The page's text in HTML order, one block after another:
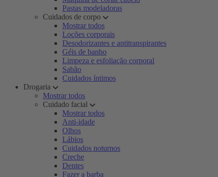
Pastas modeladoras
Cuidados de corpo
Mostrar todos
Loções corporais
Desodorizantes e antitranspirantes
Géis de banho
Limpeza e esfoliação corporal
Sabão
Cuidados íntimos
Drogaria
Mostrar todos
Cuidado facial
Mostrar todos
Anti-idade
Olhos
Lábios
Cuidados noturnos
Creche
Dentes
Fazer a barba